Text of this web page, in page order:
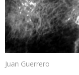
Juan Guerrero